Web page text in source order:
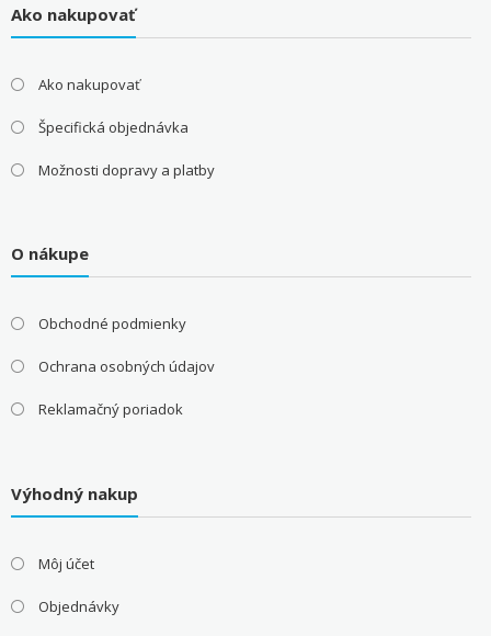
Ako nakupovať
Ako nakupovať
Špecifická objednávka
Možnosti dopravy a platby
O nákupe
Obchodné podmienky
Ochrana osobných údajov
Reklamačný poriadok
Výhodný nakup
Môj účet
Objednávky